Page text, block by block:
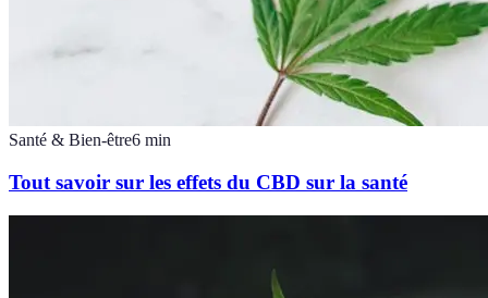
Santé & Bien-être6 min
Tout savoir sur les effets du CBD sur la santé